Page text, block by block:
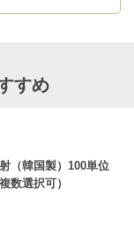
すめ
（韓国製）100単位
数選択可）